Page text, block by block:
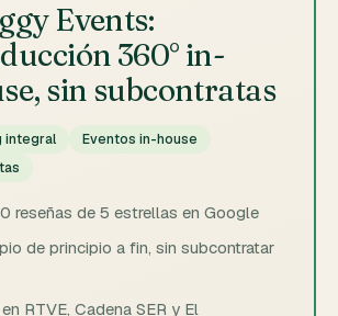
Events:
360° in-
sin subcontratas
integral
Eventos in-house
reseñas de 5 estrellas en Google
de principio a fin, sin subcontratar
RTVE, Cadena SER y El